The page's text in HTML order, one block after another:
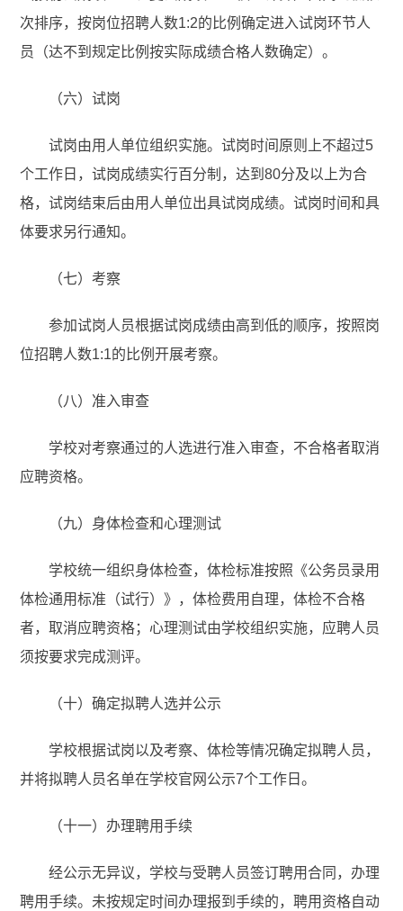
次排序，按岗位招聘人数1:2的比例确定进入试岗环节人
员（达不到规定比例按实际成绩合格人数确定）。
（六）试岗
试岗由用人单位组织实施。试岗时间原则上不超过5
个工作日，试岗成绩实行百分制，达到80分及以上为合
格，试岗结束后由用人单位出具试岗成绩。试岗时间和具
体要求另行通知。
（七）考察
参加试岗人员根据试岗成绩由高到低的顺序，按照岗
位招聘人数1:1的比例开展考察。
（八）准入审查
学校对考察通过的人选进行准入审查，不合格者取消
应聘资格。
（九）身体检查和心理测试
学校统一组织身体检查，体检标准按照《公务员录用
体检通用标准（试行）》，体检费用自理，体检不合格
者，取消应聘资格；心理测试由学校组织实施，应聘人员
须按要求完成测评。
（十）确定拟聘人选并公示
学校根据试岗以及考察、体检等情况确定拟聘人员，
并将拟聘人员名单在学校官网公示7个工作日。
（十一）办理聘用手续
经公示无异议，学校与受聘人员签订聘用合同，办理
聘用手续。未按规定时间办理报到手续的，聘用资格自动